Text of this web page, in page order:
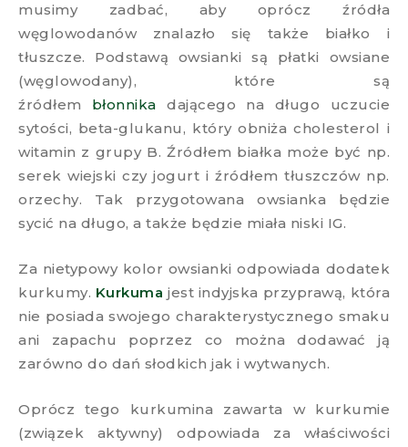
musimy zadbać, aby oprócz źródła
węglowodanów znalazło się także białko i
tłuszcze. Podstawą owsianki są płatki owsiane
(węglowodany), które są
źródłem błonnika dającego na długo uczucie
sytości, beta-glukanu, który obniża cholesterol i
witamin z grupy B. Źródłem białka może być np.
serek wiejski czy jogurt i źródłem tłuszczów np.
orzechy. Tak przygotowana owsianka będzie
sycić na długo, a także będzie miała niski IG.
Za nietypowy kolor owsianki odpowiada dodatek
kurkumy. Kurkuma jest indyjska przyprawą, która
nie posiada swojego charakterystycznego smaku
ani zapachu poprzez co można dodawać ją
zarówno do dań słodkich jak i wytwanych.
Oprócz tego kurkumina zawarta w kurkumie
(związek aktywny) odpowiada za właściwości